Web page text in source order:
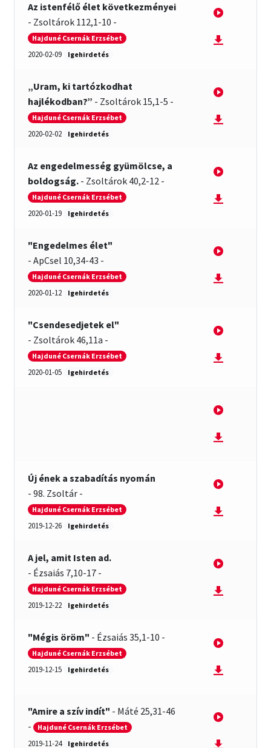
Kérdések és válaszok
Kitekintés
Család-Házasság
Gyermektörténetek
Igemagyarázat
Tanítások
Szilveszteri visszatekintő
2012 – Igehirdetések
2013 – Igehirdetések
2014 – Igehirdetések
Énekek
Az istenfélő élet következményei
- Zsoltárok 112,1-10 -
Hajduné Csernák Erzsébet
2020-02-09 Igehirdetés
„Uram, ki tartózkodhat
hajlékodban?” - Zsoltárok 15,1-5 -
Hajduné Csernák Erzsébet
2020-02-02 Igehirdetés
Az engedelmesség gyümölcse, a
boldogság. - Zsoltárok 40,2-12 -
Hajduné Csernák Erzsébet
2020-01-19 Igehirdetés
"Engedelmes élet"
-ApCsel 10,34-43 -
Hajduné Csernák Erzsébet
2020-01-12 Igehirdetés
"Csendesedjetek el"
- Zsoltárok 46,11a -
Hajduné Csernák Erzsébet
2020-01-05 Igehirdetés
Új ének a szabadítás nyomán
-98. Zsoltár -
Hajduné Csernák Erzsébet
2019-12-26 Igehirdetés
A jel, amit Isten ad.
- Ézsaiás 7,10-17 -
Hajduné Csernák Erzsébet
2019-12-22 Igehirdetés
"Mégis öröm" - Ézsaiás 35,1-10 -
Hajduné Csernák Erzsébet
2019-12-15 Igehirdetés
"Amire a szív indít" - Máté 25,31-46
- Hajduné Csernák Erzsébet
2019-11-24 Igehirdetés